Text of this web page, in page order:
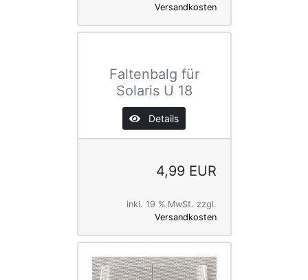
Versandkosten
Faltenbalg für
Solaris U 18
Details
4,99 EUR
inkl. 19 % MwSt. zzgl.
Versandkosten